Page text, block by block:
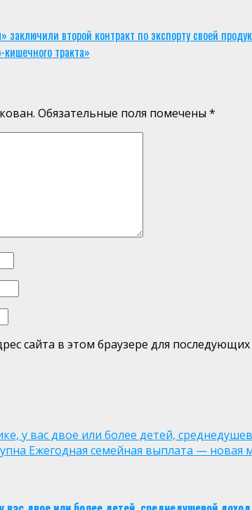
второй контракт по экспорту своей
тракта»
Обязательные поля помечены *
сайта в этом браузере для
у вас двое или более детей,
Ежегодная семейная выплата —